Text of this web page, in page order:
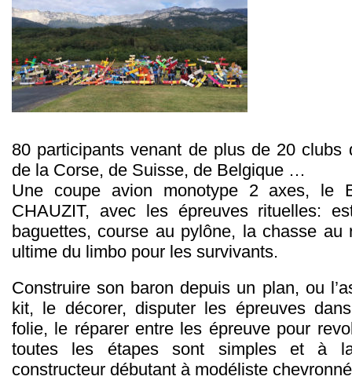
80 participants venant de plus de 20 clubs
de la Corse, de Suisse, de Belgique …
Une coupe avion monotype 2 axes, le
CHAUZIT, avec les épreuves rituelles:
baguettes, course au pylône, la chasse au
ultime du limbo pour les survivants.
Construire son baron depuis un plan, ou
kit, le décorer, disputer les épreuves
folie, le réparer entre les épreuve pour
toutes les étapes sont simples et à
constructeur débutant à modéliste